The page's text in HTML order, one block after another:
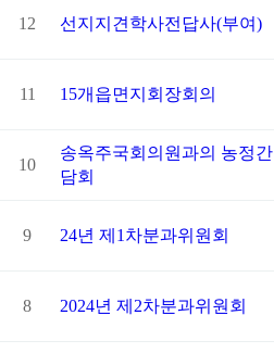
12 선지지견학사전답사(부여)
11 15개읍면지회장회의
10
송옥주국회의원과의 농정간
담회
9 24년 제1차분과위원회
8 2024년 제2차분과위원회